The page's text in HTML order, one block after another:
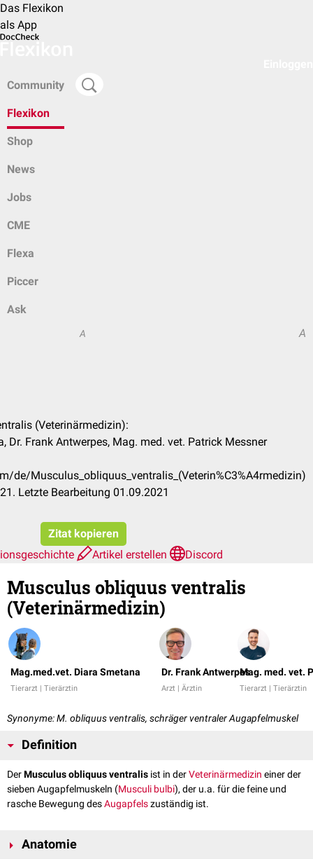
Das Flexikon
als App
Community
Flexikon
Shop
News
Jobs
CME
Flexa
Piccer
Ask
A A
(Veterinärmedizin):
Dr. Frank Antwerpes, Mag. med. vet. Patrick Messner
de/Musculus_obliquus_ventralis_(Veterin%C3%A4rmedizin)
Letzte Bearbeitung 01.09.2021
Zitat kopieren
Artikel erstellen Discord
Musculus obliquus ventralis
(Veterinärmedizin)
Mag.med.vet. Diara Smetana
Tierarzt | Tierärztin
Dr. Frank Antwerpes
Arzt | Ärztin
Mag. med. vet.
Tierarzt | Tierärztin
Synonyme: M. obliquus ventralis, schräger ventraler Augapfelmuskel
Definition
DerMusculus obliquus ventralis ist in derVeterinärmedizin einer der
sieben Augapfelmuskeln (Musculi bulbi), der u.a. für die feine und
rasche Bewegung desAugapfelszuständig ist.
Anatomie